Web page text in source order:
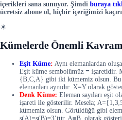
içerikleri sana sunuyor. Şimdi buraya
ücretsiz abone ol, hiçbir içeriğimizi
☀️
Kümelerde Önemli
Eşit Küme: Aynı elemanlardan
Eşit küme sembolümüz = işaretidir.
{B,C,A} gibi iki kümemiz olsun. Bu
elemanları aynıdır. X=Y olarak
Denk Küme: Eleman sayıları eşit
işareti ile gösterilir. Mesela;
kümemiz olsun. Görüldüğü gibi
s(A)=s(B)=3’tür. A≡B olarak